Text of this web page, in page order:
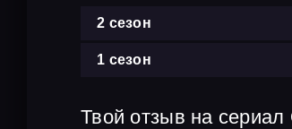
2 сезон
1 сезон
Твой отзыв на